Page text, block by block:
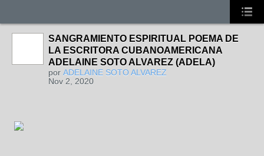
SANGRAMIENTO ESPIRITUAL POEMA DE
LA ESCRITORA CUBANOAMERICANA
ADELAINE SOTO ALVAREZ (ADELA)
por ADELAINE SOTO ALVAREZ
Nov 2, 2020